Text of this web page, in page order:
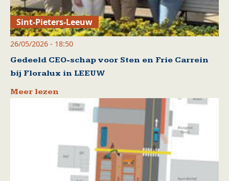
Sint-Pieters-Leeuw
26/05/2026 - 18:50
Gedeeld CEO-schap voor Sten en Frie Carrein
bij Floralux in LEEUW
Meer lezen